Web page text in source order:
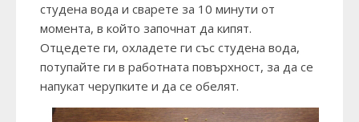
студена вода и сварете за 10 минути от
момента, в който започнат да кипят.
Отцедете ги, охладете ги със студена вода,
потупайте ги в работната повърхност, за да се
напукат черупките и да се обелят.